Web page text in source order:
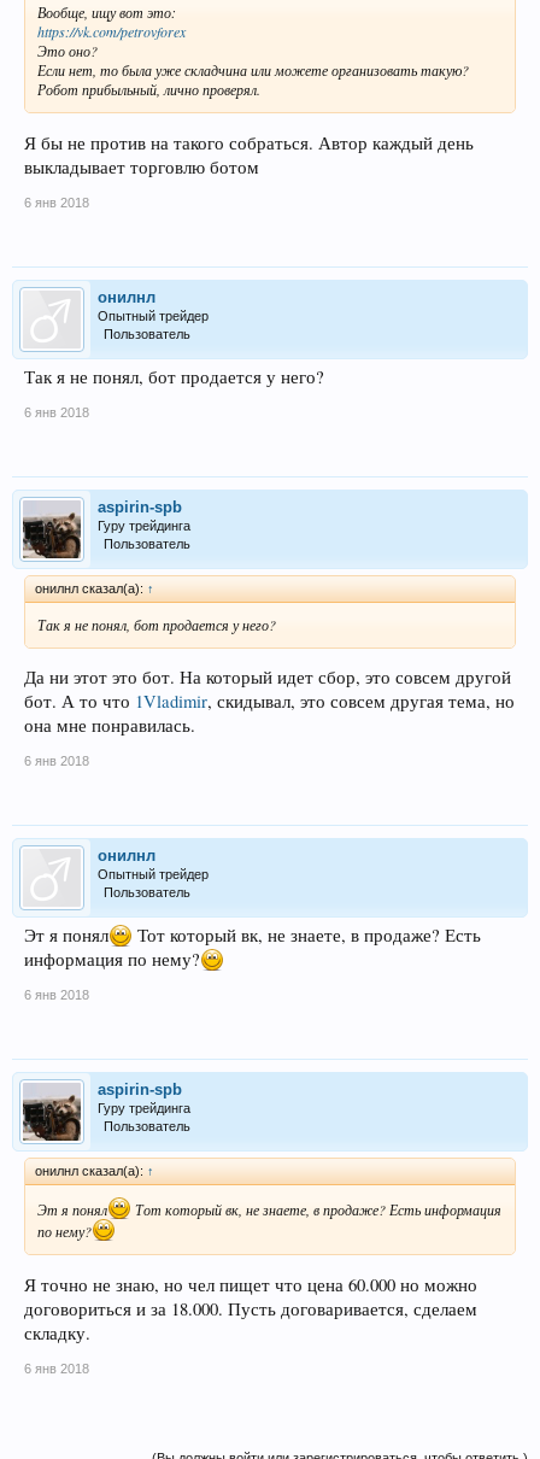
Вообще, ищу вот это:
https://vk.com/petrovforex
Это оно?
Если нет, то была уже складчина или можете организовать такую?
Робот прибыльный, лично проверял.
Я бы не против на такого собраться. Автор каждый день
выкладывает торговлю ботом
6 янв 2018
онилнл
Опытный трейдер
Пользователь
Так я не понял, бот продается у него?
6 янв 2018
aspirin-spb
Гуру трейдинга
Пользователь
онилнл сказал(а): ↑
Так я не понял, бот продается у него?
Да ни этот это бот. На который идет сбор, это совсем другой
бот. А то что 1Vladimir, скидывал, это совсем другая тема, но
она мне понравилась.
6 янв 2018
онилнл
Опытный трейдер
Пользователь
Эт я понял
Тот который вк, не знаете, в продаже? Есть
информация по нему?
6 янв 2018
aspirin-spb
Гуру трейдинга
Пользователь
онилнл сказал(а): ↑
Эт я понял
Тот который вк, не знаете, в продаже? Есть информация
по нему?
Я точно не знаю, но чел пищет что цена 60.000 но можно
договориться и за 18.000. Пусть договаривается, сделаем
складку.
6 янв 2018